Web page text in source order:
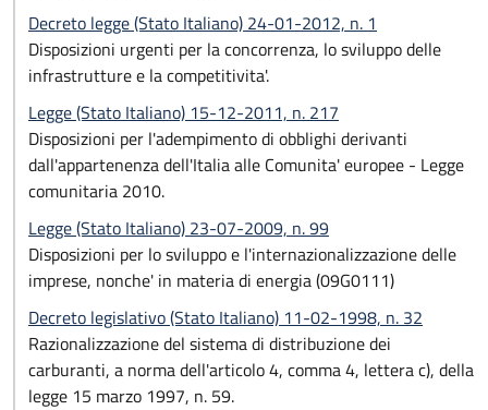
Decreto legge (Stato Italiano) 24-01-2012, n. 1
Disposizioni urgenti per la concorrenza, lo sviluppo delle
infrastrutture e la competitivita'.
Legge (Stato Italiano) 15-12-2011, n. 217
Disposizioni per l'adempimento di obblighi derivanti
dall'appartenenza dell'Italia alle Comunita' europee - Legge
comunitaria 2010.
Legge (Stato Italiano) 23-07-2009, n. 99
Disposizioni per lo sviluppo e l'internazionalizzazione delle
imprese, nonche' in materia di energia (09G0111)
Decreto legislativo (Stato Italiano) 11-02-1998, n. 32
Razionalizzazione del sistema di distribuzione dei
carburanti, a norma dell'articolo 4, comma 4, lettera c), della
legge 15 marzo 1997, n. 59.